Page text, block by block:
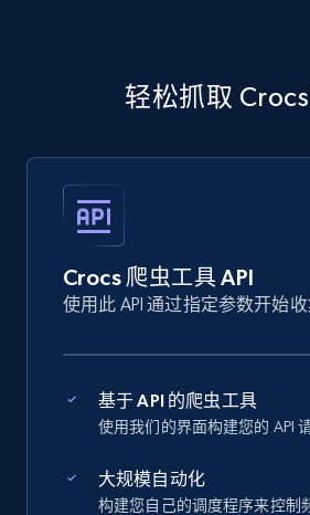
轻松抓取
Crocs 爬虫工具 API
使用此 API 通过指定参数开始
基于 API 的爬虫工具
使用我们的界面构建您的 API
大规模自动化
构建您自己的调度程序来控制